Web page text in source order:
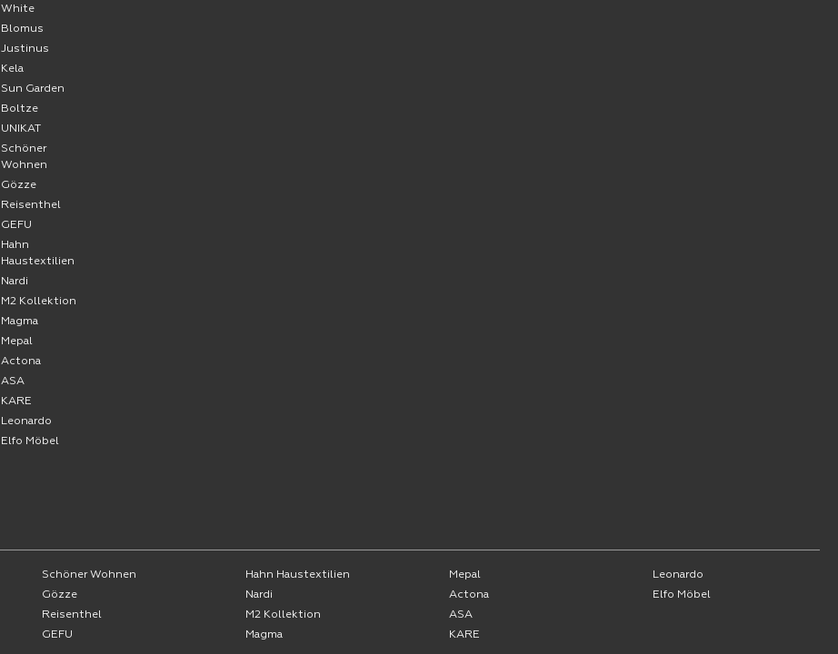
White
Blomus
Justinus
Kela
Sun Garden
Boltze
UNIKAT
Schöner
Wohnen
Gözze
Reisenthel
GEFU
Hahn
Haustextilien
Nardi
M2 Kollektion
Magma
Mepal
Actona
ASA
KARE
Leonardo
Elfo Möbel
Schöner Wohnen
Gözze
Reisenthel
GEFU
Hahn Haustextilien
Nardi
M2 Kollektion
Magma
Mepal
Actona
ASA
KARE
Leonardo
Elfo Möbel